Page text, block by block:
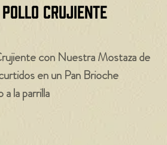
pollo crujiente
con Nuestra Mostaza de
en un Pan Brioche
la parrilla